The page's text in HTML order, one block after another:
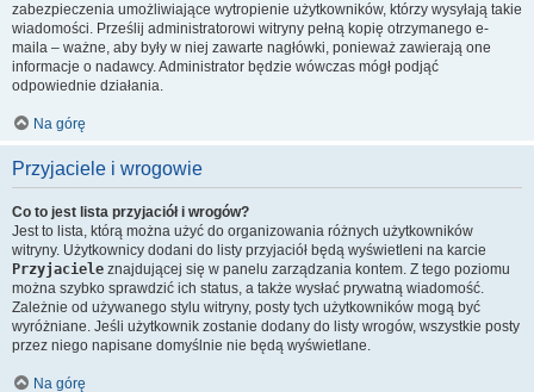
zabezpieczenia umożliwiające wytropienie użytkowników, którzy wysyłają takie
wiadomości. Prześlij administratorowi witryny pełną kopię otrzymanego e-
maila – ważne, aby były w niej zawarte nagłówki, ponieważ zawierają one
informacje o nadawcy. Administrator będzie wówczas mógł podjąć
odpowiednie działania.
Na górę
Przyjaciele i wrogowie
Co to jest lista przyjaciół i wrogów?
Jest to lista, którą można użyć do organizowania różnych użytkowników
witryny. Użytkownicy dodani do listy przyjaciół będą wyświetleni na karcie
Przyjaciele znajdującej się w panelu zarządzania kontem. Z tego poziomu
można szybko sprawdzić ich status, a także wysłać prywatną wiadomość.
Zależnie od używanego stylu witryny, posty tych użytkowników mogą być
wyróżniane. Jeśli użytkownik zostanie dodany do listy wrogów, wszystkie posty
przez niego napisane domyślnie nie będą wyświetlane.
Na górę